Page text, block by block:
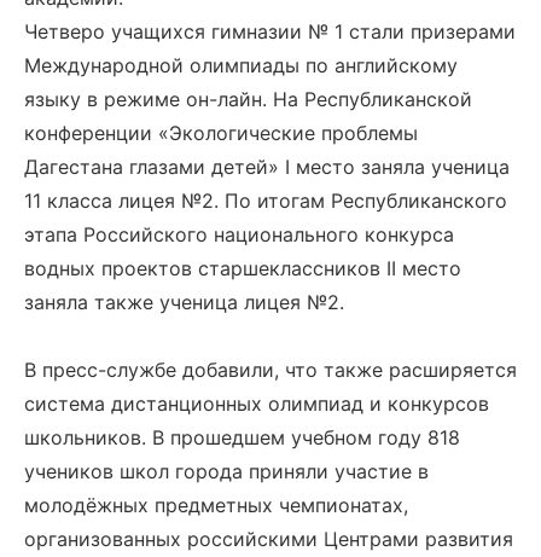
Четверо учащихся гимназии № 1 стали призерами
Международной олимпиады по английскому
языку в режиме он-лайн. На Республиканской
конференции «Экологические проблемы
Дагестана глазами детей» I место заняла ученица
11 класса лицея №2. По итогам Республиканского
этапа Российского национального конкурса
водных проектов старшеклассников II место
заняла также ученица лицея №2.
В пресс-службе добавили, что также расширяется
система дистанционных олимпиад и конкурсов
школьников. В прошедшем учебном году 818
учеников школ города приняли участие в
молодёжных предметных чемпионатах,
организованных российскими Центрами развития